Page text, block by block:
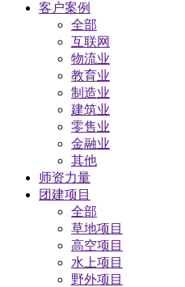
客户案例
全部
互联网
物流业
教育业
制造业
建筑业
零售业
金融业
其他
师资力量
团建项目
全部
草地项目
高空项目
水上项目
野外项目